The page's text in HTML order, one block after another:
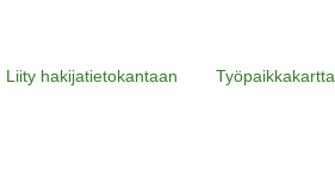
Liity hakijatietokantaan Työpaikkakartta